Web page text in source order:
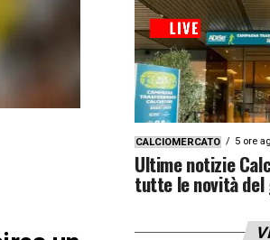
CALCIOMERCATO 5 ore
Ultime notizie
tutte le novità del